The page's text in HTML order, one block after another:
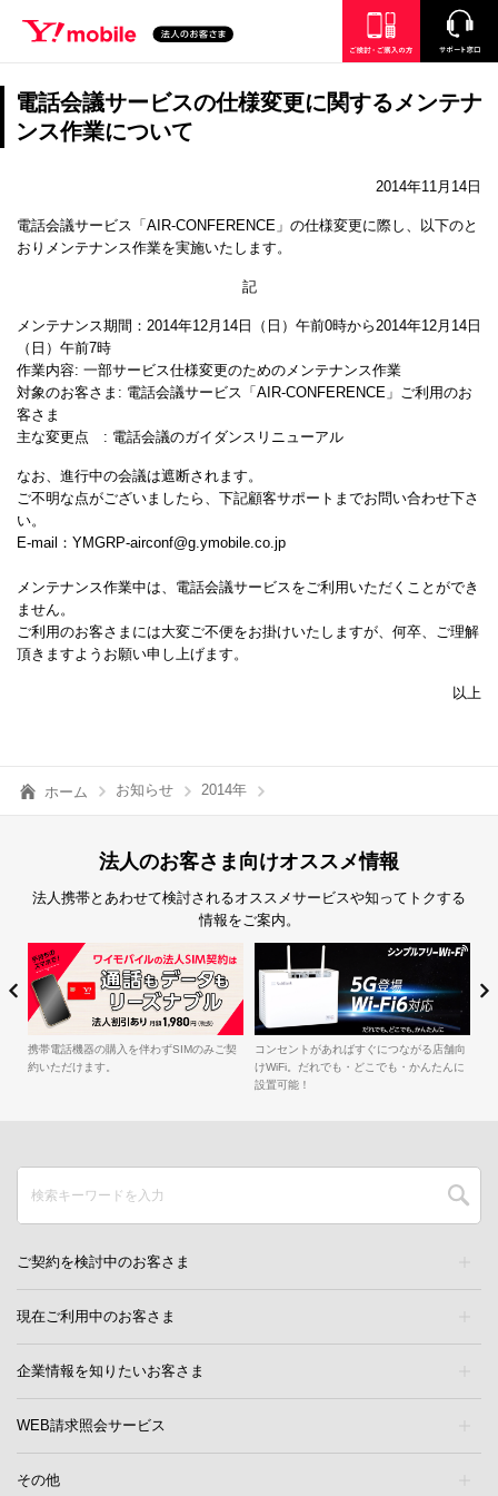
SEARCH
電話会議サービスの仕様変更に関するメンテナ
ンス作業について
2014年11月14日
電話会議サービス「AIR-CONFERENCE」の仕様変更に際し、以下のと
おりメンテナンス作業を実施いたします。
記
メンテナンス期間：2014年12月14日（日）午前0時から2014年12月14日
（日）午前7時
作業内容: 一部サービス仕様変更のためのメンテナンス作業
対象のお客さま: 電話会議サービス「AIR-CONFERENCE」ご利用のお
客さま
主な変更点 : 電話会議のガイダンスリニューアル
なお、進行中の会議は遮断されます。
ご不明な点がございましたら、下記顧客サポートまでお問い合わせ下さ
い。
E-mail：YMGRP-airconf@g.ymobile.co.jp
メンテナンス作業中は、電話会議サービスをご利用いただくことができ
ません。
ご利用のお客さまには大変ご不便をお掛けいたしますが、何卒、ご理解
頂きますようお願い申し上げます。
以上
ホーム お知らせ 2014年
法人のお客さま向けオススメ情報
法人携帯とあわせて検討されるオススメサービスや知ってトクする
情報をご案内。
携帯電話機器の購入を伴わずSIMのみご契
約いただけます。
コンセントがあればすぐにつながる店舗向
けWiFi。だれでも・どこでも・かんたんに
設置可能！
ご契約を検討中のお客さま
現在ご利用中のお客さま
企業情報を知りたいお客さま
WEB請求照会サービス
その他